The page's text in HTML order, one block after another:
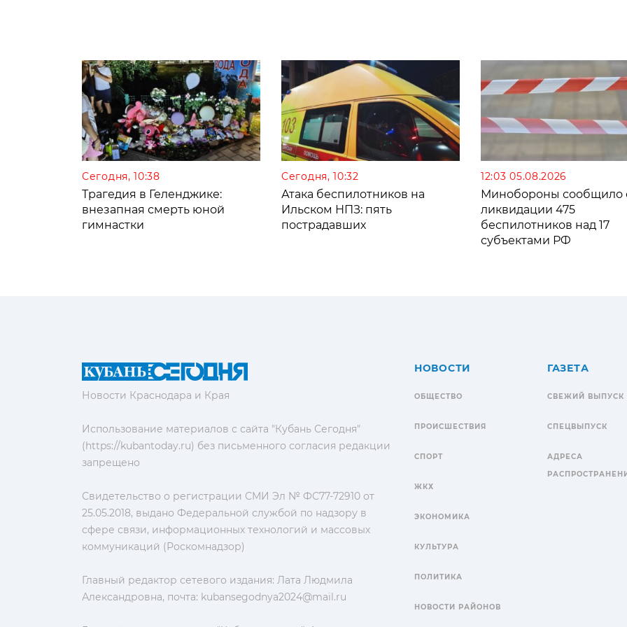
Сегодня, 10:38
Трагедия в Геленджике:
внезапная смерть юной
гимнастки
Сегодня, 10:32
Атака беспилотников на
Ильском НПЗ: пять
пострадавших
12:03 05.08.2026
Минобороны сообщило
ликвидации 475
беспилотников над 17
субъектами РФ
Новости Краснодара и Края
Использование материалов с сайта "Кубань Сегодня"
(https://kubantoday.ru) без письменного согласия редакции
запрещено
Свидетельство о регистрации СМИ Эл № ФС77-72910 от
25.05.2018, выдано Федеральной службой по надзору в
сфере связи, информационных технологий и массовых
коммуникаций (Роскомнадзор)
Главный редактор сетевого издания: Лата Людмила
Александровна, почта: kubansegodnya2024@mail.ru
НОВОСТИ
ОБЩЕСТВО
ПРОИСШЕСТВИЯ
СПОРТ
ЖКХ
ЭКОНОМИКА
КУЛЬТУРА
ПОЛИТИКА
НОВОСТИ РАЙОНОВ
ГАЗЕТА
СВЕЖИЙ ВЫПУСК
СПЕЦВЫПУСК
АДРЕСА